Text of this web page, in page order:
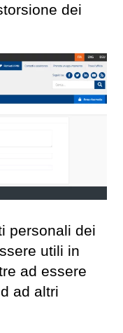
dei
personali dei
utili in
ad essere
ad altri